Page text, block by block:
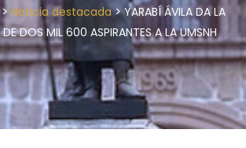
Noticia destacada>YARABÍ ÁVILA DA LA
DOS MIL 600 ASPIRANTES A LA UMSNH